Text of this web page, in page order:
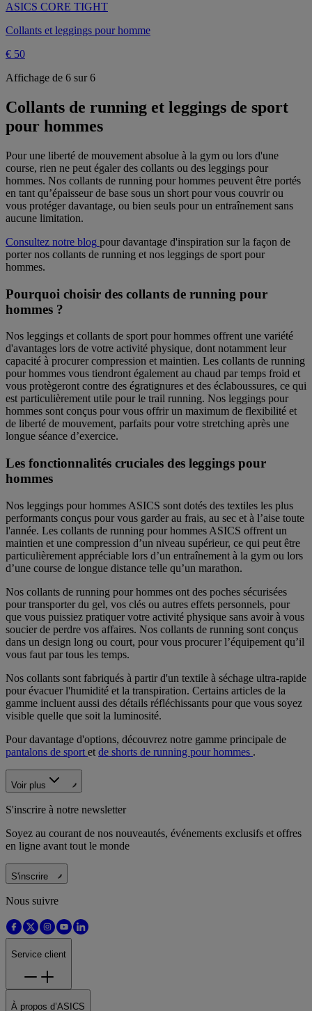
ASICS CORE TIGHT
Collants et leggings pour homme
€ 50
Affichage de 6 sur 6
Collants de running et leggings de sport
pour hommes
Pour une liberté de mouvement absolue à la gym ou lors d'une
course, rien ne peut égaler des collants ou des leggings pour
hommes. Nos collants de running pour hommes peuvent être portés
en tant qu’épaisseur de base sous un short pour vous couvrir ou
vous protéger davantage, ou bien seuls pour un entraînement sans
aucune limitation.
Consultez notre blog pour davantage d'inspiration sur la façon de
porter nos collants de running et nos leggings de sport pour
hommes.
Pourquoi choisir des collants de running pour
hommes ?
Nos leggings et collants de sport pour hommes offrent une variété
d'avantages lors de votre activité physique, dont notamment leur
capacité à procurer compression et maintien. Les collants de running
pour hommes vous tiendront également au chaud par temps froid et
vous protègeront contre des égratignures et des éclaboussures, ce qui
est particulièrement utile pour le trail running. Nos leggings pour
hommes sont conçus pour vous offrir un maximum de flexibilité et
de liberté de mouvement, parfaits pour votre stretching après une
longue séance d’exercice.
Les fonctionnalités cruciales des leggings pour
hommes
Nos leggings pour hommes ASICS sont dotés des textiles les plus
performants conçus pour vous garder au frais, au sec et à l’aise toute
l'année. Les collants de running pour hommes ASICS offrent un
maintien et une compression d’un niveau supérieur, ce qui peut être
particulièrement appréciable lors d’un entraînement à la gym ou lors
d’une course de longue distance telle qu’un marathon.
Nos collants de running pour hommes ont des poches sécurisées
pour transporter du gel, vos clés ou autres effets personnels, pour
que vous puissiez pratiquer votre activité physique sans avoir à vous
soucier de perdre vos affaires. Nos collants de running sont conçus
dans un design long ou court, pour vous procurer l’équipement qu’il
vous faut par tous les temps.
Nos collants sont fabriqués à partir d'un textile à séchage ultra-rapide
pour évacuer l'humidité et la transpiration. Certains articles de la
gamme incluent aussi des détails réfléchissants pour que vous soyez
visible quelle que soit la luminosité.
Pour davantage d'options, découvrez notre gamme principale de
pantalons de sport et de shorts de running pour hommes .
Voir plus
S'inscrire à notre newsletter
Soyez au courant de nos nouveautés, événements exclusifs et offres
en ligne avant tout le monde
S'inscrire
Nous suivre
Service client
À propos d’ASICS